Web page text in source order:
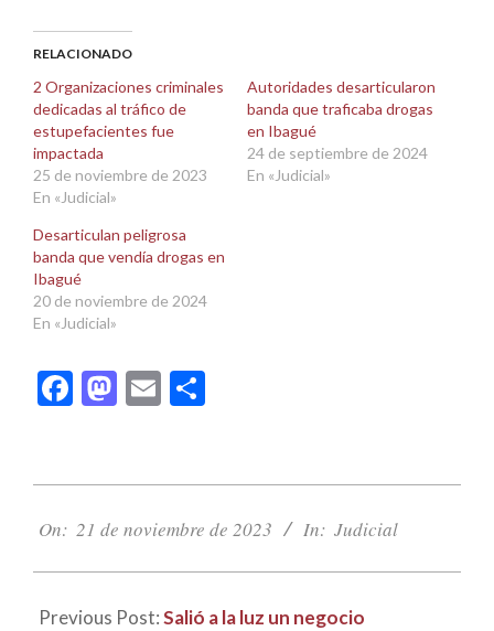
(Se
abre
una
ventana
nueva)
(Se
abre
una
ventana
nueva)
RELACIONADO
2 Organizaciones criminales
dedicadas al tráfico de
estupefacientes fue
impactada
25 de noviembre de 2023
En «Judicial»
Autoridades desarticularon
banda que traficaba drogas
en Ibagué
24 de septiembre de 2024
En «Judicial»
Desarticulan peligrosa
banda que vendía drogas en
Ibagué
20 de noviembre de 2024
En «Judicial»
Facebook
Mastodon
Email
11-
On: 21 de noviembre de 2023 In: Judicial
Previous Post:Salió a la luz un negocio